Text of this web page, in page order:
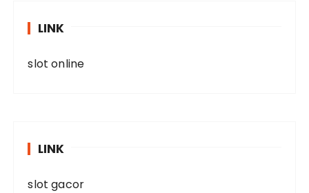
LINK
slot online
LINK
slot gacor